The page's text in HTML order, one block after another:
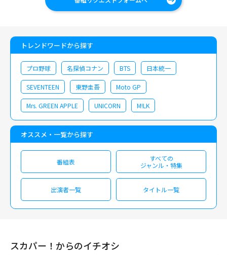
トレンドワードから探す
プロ野球 名探偵コナン BTS 日本統一
SEVENTEEN 東野圭吾 Moto GP
Mrs. GREEN APPLE UNICORN M!LK
オススメ・一覧から探す
番組表
すべての
ジャンル・特集
出演者一覧 タイトル一覧
スカパー！からのイチオシ